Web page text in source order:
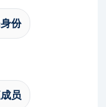
份
员